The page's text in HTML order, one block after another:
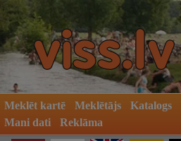
Meklēt kartē Meklētājs Katalogs
Mani dati
Reklāma